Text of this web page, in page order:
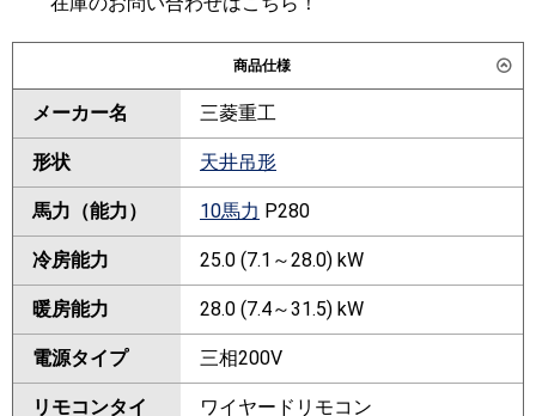
商品仕様
メーカー名 三菱重工
形状 天井吊形
馬力（能力） 10馬力 P280
冷房能力 25.0 (7.1～28.0) kW
暖房能力 28.0 (7.4～31.5) kW
電源タイプ 三相200V
リモコンタイ
ワイヤードリモコン